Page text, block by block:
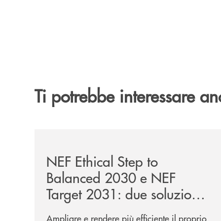
Ti potrebbe interessare
NEF Ethical Step to
Balanced 2030 e NEF
Target 2031: due soluzioni
per far evolvere i tuoi
Ampliare e rendere più efficiente il proprio